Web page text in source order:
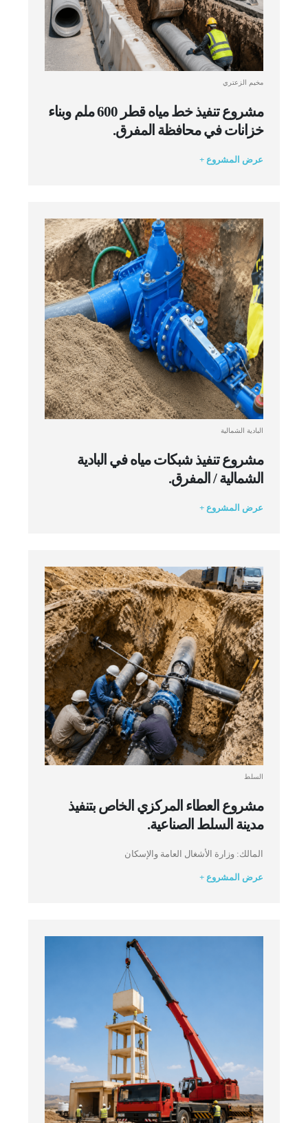
مخيم الزعتري
مشروع تنفيذ خط مياه قطر 600 ملم وبناء
خزانات في محافظة المفرق.
عرض المشروع +
البادية الشمالية
مشروع تنفيذ شبكات مياه في البادية
الشمالية / المفرق.
عرض المشروع +
السلط
مشروع العطاء المركزي الخاص بتنفيذ
مدينة السلط الصناعية.
المالك: وزارة الأشغال العامة والإسكان
عرض المشروع +